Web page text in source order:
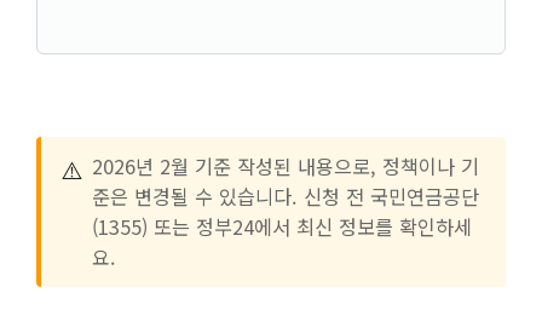
⚠️ 2026년 2월 기준 작성된 내용으로, 정책이나 기
준은 변경될 수 있습니다. 신청 전 국민연금공단
(1355) 또는 정부24에서 최신 정보를 확인하세
요.